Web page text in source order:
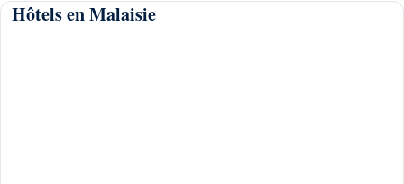
Hôtels en Malaisie